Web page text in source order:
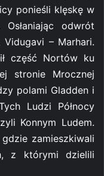
ponieśli klęskę w
odwrót
– Marhari.
część Nortów ku
stronie Mrocznej
polami Gladden i
Ludzi Północy
Konnym Ludem.
zamieszkiwali
z którymi dzielili